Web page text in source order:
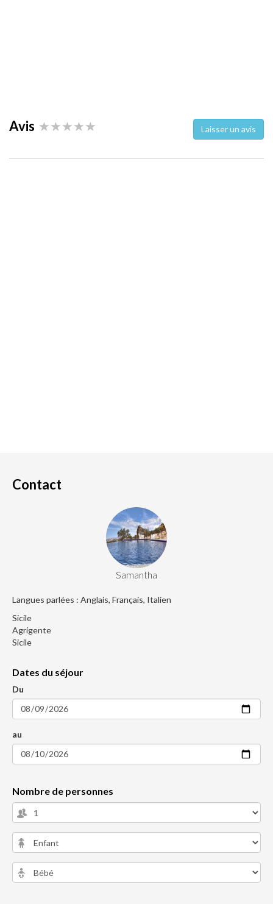
Avis Laisser un avis
Contact
Samantha
Langues parlées : Anglais, Français, Italien
Sicile
Agrigente
Sicile
Dates du séjour
Du
au
Nombre de personnes